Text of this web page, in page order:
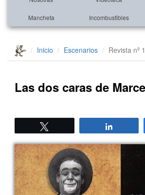
Mancheta Incombustibles
Inicio Escenarios Revista nº
Las dos caras de